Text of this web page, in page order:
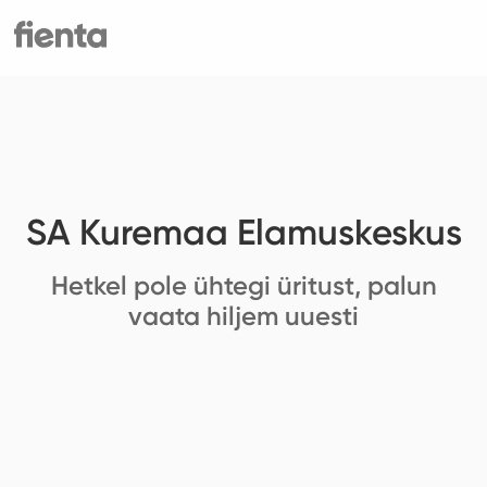
SA Kuremaa Elamuskeskus
Hetkel pole ühtegi üritust, palun
vaata hiljem uuesti